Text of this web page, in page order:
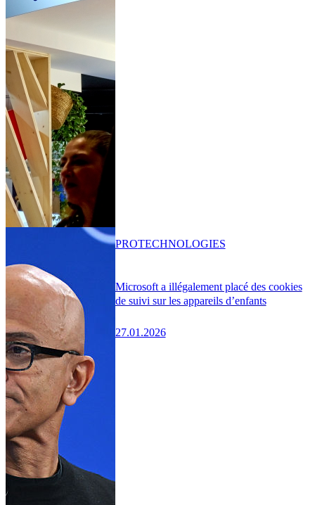
Microsoft a illégalement placé des cookies
de suivi sur les appareils d’enfants
27.01.2026
PROTECHNOLOGIES